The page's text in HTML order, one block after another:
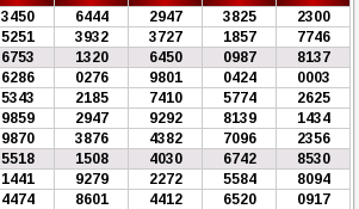
3450 6444 2947 3825
2300
5251 3932 3727 1857
7746
6753 1320 6450 0987
8137
6286 0276 9801 0424
0003
5343 2185 7410 5774
2625
9859 2947 9292 8139
1434
9870 3876 4382 7096
2356
5518 1508 4030 6742
8530
1441 9279 2272 5584
8094
4474 8601 4412 6520
0917